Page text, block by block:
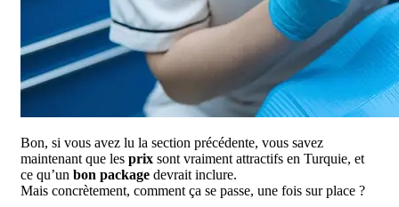
Bon, si vous avez lu la section précédente, vous savez
maintenant que les prix sont vraiment attractifs en Turquie, et
ce qu’un bon package devrait inclure.
Mais concrètement, comment ça se passe, une fois sur place ?